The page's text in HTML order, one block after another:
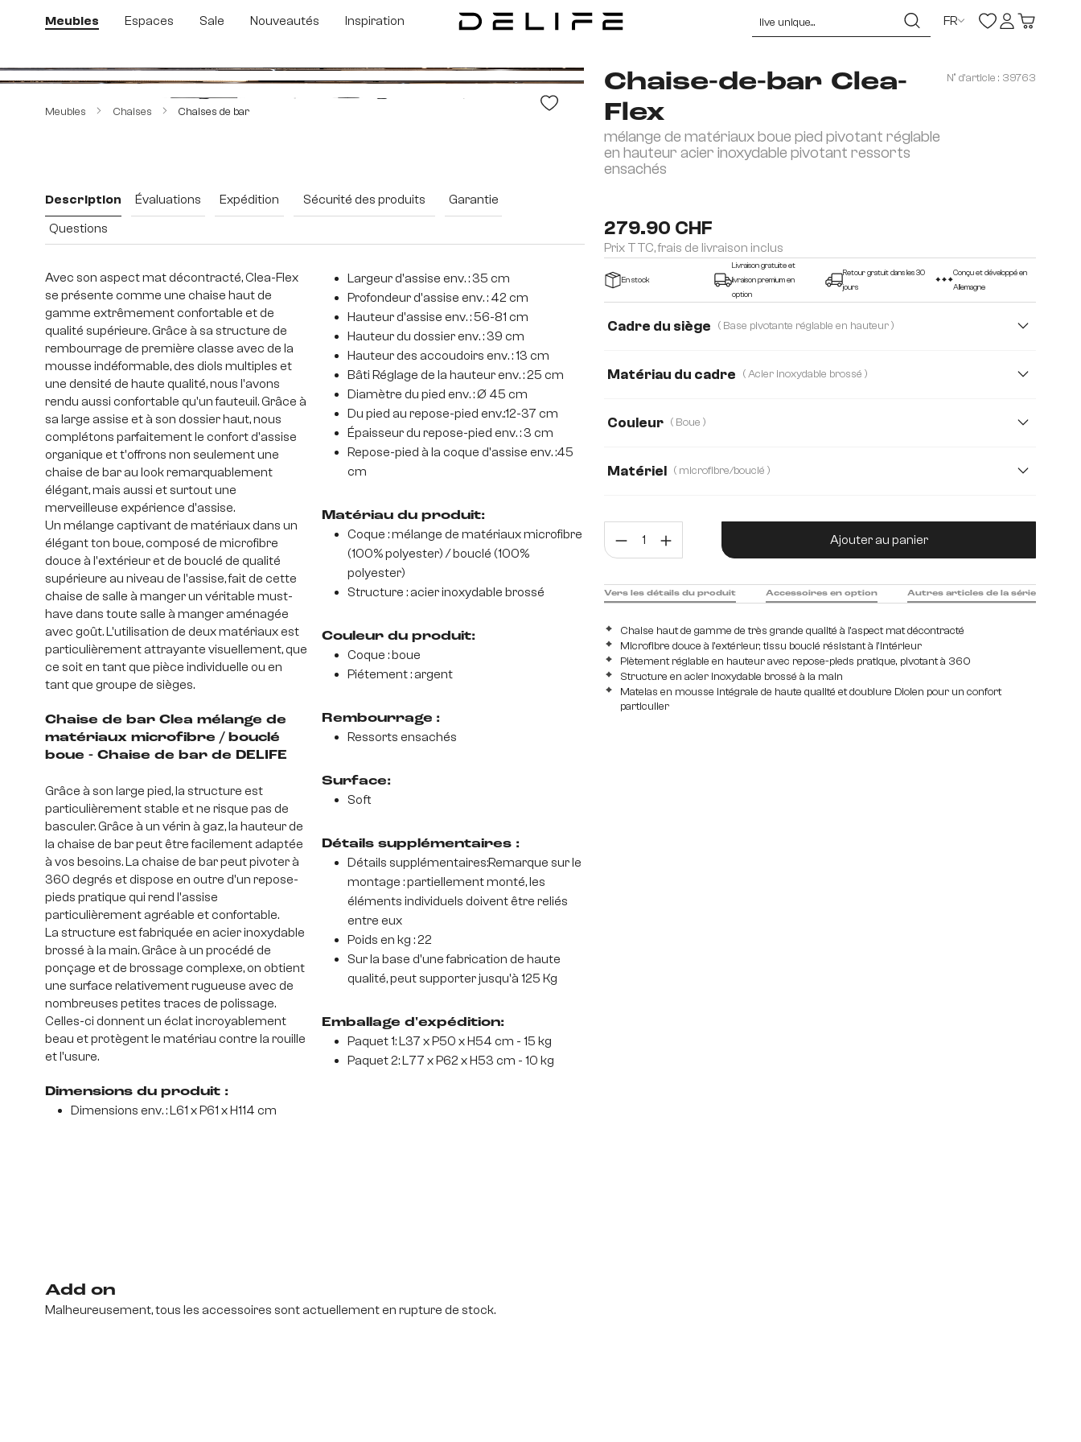
au contenu principal
Passer à la recherche
Passer à la navigation principale
Meubles Espaces Sale Nouveautés Inspiration FR
Meubles Chaises Chaises de bar
Chaise-de-bar Clea-
Flex
mélange de matériaux boue pied pivotant réglable
en hauteur acier inoxydable pivotant ressorts
ensachés
N° d'article : 39763
279.90 CHF
Prix TTC, frais de livraison inclus
En stock
Livraison gratuite et
livraison premium en
option
Retour gratuit dans les 30
jours
Conçu et développé en
Allemagne
Cadre du siège ( Base pivotante réglable en hauteur )
Matériau du cadre ( Acier inoxydable brossé )
Acier inoxydable brossé
Couleur ( Boue )
Matériel ( microfibre/bouclé )
Tissu microfibreQuantité de produit : Entrez la quantité
Ajouter au panier
Chaise haut de gamme de très grande qualité à l'aspect mat décontracté
Microfibre douce à l'extérieur, tissu bouclé résistant à l'intérieur
Piètement réglable en hauteur avec repose-pieds pratique, pivotant à 360
Structure en acier inoxydable brossé à la main
Matelas en mousse intégrale de haute qualité et doublure Diolen pour un confort
particulier
Vers les détails du produit Accessoires en option Autres articles de la série
Description Évaluations Expédition Sécurité des produits
Garantie
Questions
Avec son aspect mat décontracté, Clea-Flex
se présente comme une chaise haut de
gamme extrêmement confortable et de
qualité supérieure. Grâce à sa structure de
rembourrage de première classe avec de la
mousse indéformable, des diols multiples et
une densité de haute qualité, nous l'avons
rendu aussi confortable qu'un fauteuil. Grâce à
sa large assise et à son dossier haut, nous
complétons parfaitement le confort d'assise
organique et t'offrons non seulement une
chaise de bar au look remarquablement
élégant, mais aussi et surtout une
merveilleuse expérience d'assise.
Un mélange captivant de matériaux dans un
élégant ton boue, composé de microfibre
douce à l'extérieur et de bouclé de qualité
supérieure au niveau de l'assise, fait de cette
chaise de salle à manger un véritable must-
have dans toute salle à manger aménagée
avec goût. L'utilisation de deux matériaux est
particulièrement attrayante visuellement, que
ce soit en tant que pièce individuelle ou en
tant que groupe de sièges.
Chaise de bar Clea mélange de
matériaux microfibre / bouclé
boue - Chaise de bar de DELIFE
Grâce à son large pied, la structure est
particulièrement stable et ne risque pas de
basculer. Grâce à un vérin à gaz, la hauteur de
la chaise de bar peut être facilement adaptée
à vos besoins. La chaise de bar peut pivoter à
360 degrés et dispose en outre d'un repose-
pieds pratique qui rend l'assise
particulièrement agréable et confortable.
La structure est fabriquée en acier inoxydable
brossé à la main. Grâce à un procédé de
ponçage et de brossage complexe, on obtient
une surface relativement rugueuse avec de
nombreuses petites traces de polissage.
Celles-ci donnent un éclat incroyablement
beau et protègent le matériau contre la rouille
et l'usure.
Dimensions du produit :
Dimensions env. : L61 x P61 x H114 cm
Largeur d'assise env. : 35 cm
Profondeur d'assise env. : 42 cm
Hauteur d'assise env. : 56-81 cm
Hauteur du dossier env. : 39 cm
Hauteur des accoudoirs env. : 13 cm
Bâti Réglage de la hauteur env. : 25 cm
Diamètre du pied env. : Ø 45 cm
Du pied au repose-pied env.:12-37 cm
Épaisseur du repose-pied env. : 3 cm
Repose-pied à la coque d'assise env. :45
cm
Matériau du produit:
Coque : mélange de matériaux microfibre
(100% polyester) / bouclé (100%
polyester)
Structure : acier inoxydable brossé
Couleur du produit:
Coque : boue
Piétement : argent
Rembourrage :
Ressorts ensachés
Surface:
Soft
Détails supplémentaires :
Détails supplémentaires:Remarque sur le
montage : partiellement monté, les
éléments individuels doivent être reliés
entre eux
Poids en kg : 22
Sur la base d'une fabrication de haute
qualité, peut supporter jusqu'à 125 Kg
Emballage d'expédition:
Paquet 1: L37 x P50 x H54 cm - 15 kg
Paquet 2: L77 x P62 x H53 cm - 10 kg
Add on
Malheureusement, tous les accessoires sont actuellement en rupture de stock.